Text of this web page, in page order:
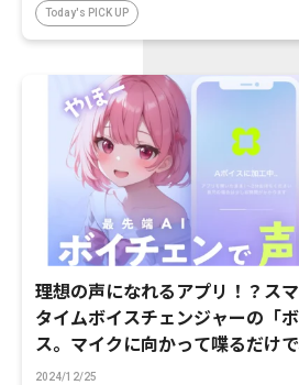
Today's PICK UP
理想の声になれるアプリ！？ス
タイムボイスチェンジャーの「
ス。マイクに向かって喋るだけ
ケボ風に音声変換が可能に。
2024/12/25